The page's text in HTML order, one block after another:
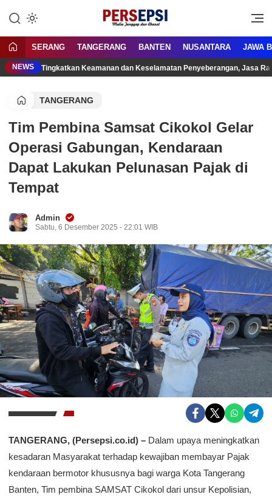
konten
Persepsi.co.id
Media Tanggap Dan Akurat
SERANG TANGERANG BANTEN NUSANTARA JAWA
NEWS Tingkatkan Keamanan dan Keselamatan Penyeberangan, Jasa
TANGERANG
Tim Pembina Samsat Cikokol Gelar
Operasi Gabungan, Kendaraan
Dapat Lakukan Pelunasan Pajak di
Tempat
Admin
Sabtu, 6 Desember 2025 - 22:01 WIB
TANGERANG, (Persepsi.co.id) – Dalam upaya meningkatkan
kesadaran Masyarakat terhadap kewajiban membayar Pajak
kendaraan bermotor khususnya bagi warga Kota Tangerang
Banten, Tim pembina SAMSAT Cikokol dari unsur Kepolisian,